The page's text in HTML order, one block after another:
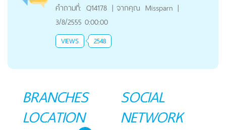
คำถามที่: Q14178 | จากคุณ Missparn |
3/8/2555 0:00:00
VIEWS 2548
BRANCHES
LOCATION
SOCIAL
NETWORK